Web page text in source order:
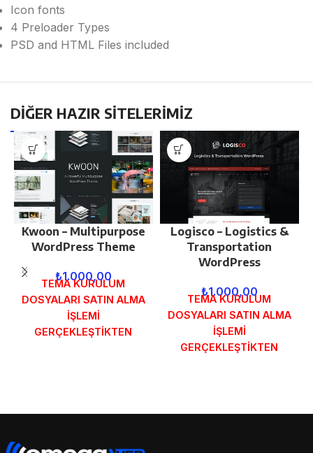
Icon fonts
4 Preloader Types
PSD and HTML Files included
DİĞER HAZIR SİTELERİMİZ
Kwoon – Multipurpose
WordPress Theme
₺1.000,00
TEMA KURULUM
DOSYALARI SATIN ALMA
İŞLEMİ
GERÇEKLEŞTİKTEN
DEMO İNCELE
Logisco – Logistics &
Transportation
WordPress
₺1.000,00
TEMA KURULUM
DOSYALARI SATIN ALMA
İŞLEMİ
GERÇEKLEŞTİKTEN
GÖNDERİLECEKTİR.